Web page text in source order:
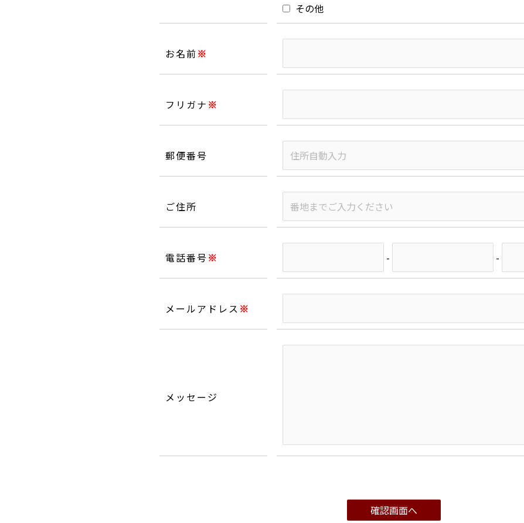
その他
お名前※
フリガナ ※
郵便番号
ご住所
電話番号※ - -
メールアドレス ※
メッセージ